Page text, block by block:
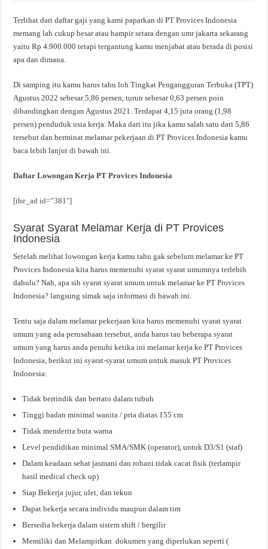
Terlihat dari daftar gaji yang kami paparkan di PT Provices Indonesia
memang lah cukup besar atau hampir setara dengan umr jakarta sekarang
yaitu Rp 4.900.000 tetapi tergantung kamu menjabat atau berada di posisi
apa dan dimana.
Di samping itu kamu harus tahu loh Tingkat Pengangguran Terbuka (TPT)
Agustus 2022 sebesar 5,86 persen, turun sebesar 0,63 persen poin
dibandingkan dengan Agustus 2021. Terdapat 4,15 juta orang (1,98
persen) penduduk usia kerja. Maka dari itu jika kamu salah satu dari 5,86
tersebut dan berminat melamar pekerjaan di PT Provices Indonesia kamu
baca lebih lanjut di bawah ini.
Daftar Lowongan Kerja PT Provices Indonesia
[the_ad id=”381″]
Syarat Syarat Melamar Kerja di PT Provices
Indonesia
Setelah melihat lowongan kerja kamu tahu gak sebelum melamar ke PT
Provices Indonesia kita harus memenuhi syarat syarat umumnya terlebih
dahulu? Nah, apa sih syarat syarat umum untuk melamar ke PT Provices
Indonesia? langsung simak saja informasi di bawah ini.
Tentu saja dalam melamar pekerjaan kita harus memenuhi syarat syarat
umum yang ada perusahaan tersebut, anda harus tau beberapa syarat
umum yang harus anda penuhi ketika ini melamar kerja ke PT Provices
Indonesia, berikut ini syarat-syarat umum untuk masuk PT Provices
Indonesia:
Tidak bertindik dan bertato dalam tubuh
Tinggi badan minimal wanita / pria diatas 155 cm
Tidak menderita buta warna
Level pendidikan minimal SMA/SMK (operator), untuk D3/S1 (staf)
Dalam keadaan sehat jasmani dan rohani tidak cacat fisik (terlampir
hasil medical check up)
Siap Bekerja jujur, ulet, dan tekun
Dapat bekerja secara individu maupun dalam tim
Bersedia bekerja dalam sistem shift / bergilir
Memiliki dan Melampirkan dokumen yang diperlukan seperti (